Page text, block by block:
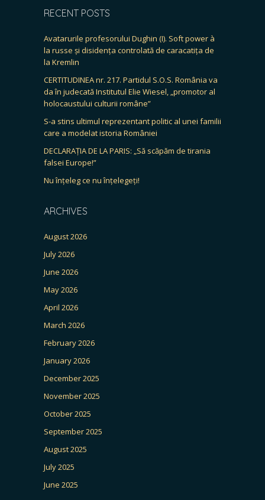
RECENT POSTS
Avatarurile profesorului Dughin (I). Soft power à
la russe și disidența controlată de caracatița de
la Kremlin
CERTITUDINEA nr. 217. Partidul S.O.S. România va
da în judecată Institutul Elie Wiesel, „promotor al
holocaustului culturii române”
S-a stins ultimul reprezentant politic al unei familii
care a modelat istoria României
DECLARAȚIA DE LA PARIS: „Să scăpăm de tirania
falsei Europe!”
Nu înțeleg ce nu înțelegeți!
ARCHIVES
August 2026
July 2026
June 2026
May 2026
April 2026
March 2026
February 2026
January 2026
December 2025
November 2025
October 2025
September 2025
August 2025
July 2025
June 2025